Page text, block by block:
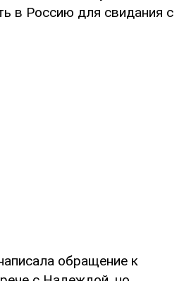
в Россию для свидания с
обращение к